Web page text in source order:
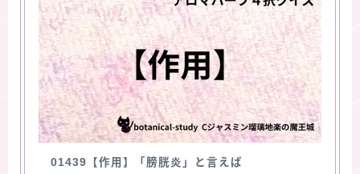
01439【作用】「膀胱炎」と言えば